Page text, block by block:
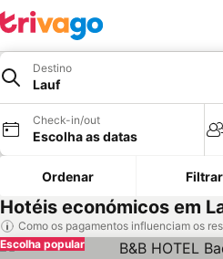
Destino
Lauf
Check-in/out
Escolha as datas
Ordenar Filtrar
Hotéis económicos em
Como os pagamentos influenciam os
Escolha popular